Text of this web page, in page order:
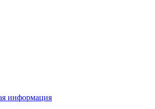
информация